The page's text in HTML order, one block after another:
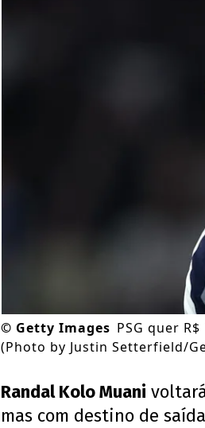
© Getty Images PSG quer
(Photo by Justin Setterfield/
Randal Kolo Muani
mas com destino de